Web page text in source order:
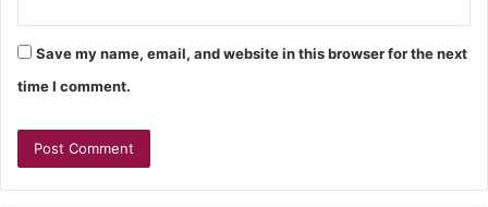
Save my name, email, and website in this browser for the next
time I comment.